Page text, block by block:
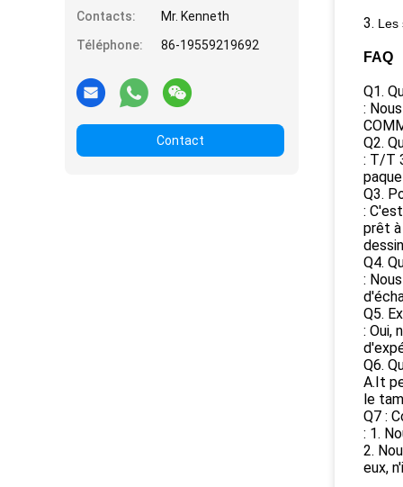
Contacts:
Mr. Kenneth
Téléphone:
86-19559219692
Contact
3. Les
FAQ
Q1.
:
Q2.
: T/T
Q3.
:
prêt
Q4.
:
Q5.
: Oui,
Q6.
A.It
le
Q7 :
: 1.
2.
eux,